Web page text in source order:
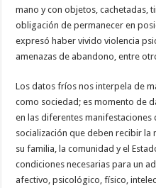
mano y con objetos, cachetadas,
obligación de permanecer en
expresó haber vivido violencia
amenazas de abandono, entre
Los datos fríos nos interpela de
como sociedad; es momento de
en las diferentes
socialización que deben recibir la
su familia, la comunidad y el
condiciones necesarias para un
afectivo, psicológico, físico,